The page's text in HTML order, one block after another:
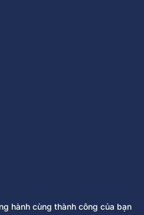
hành cùng thành công của bạn